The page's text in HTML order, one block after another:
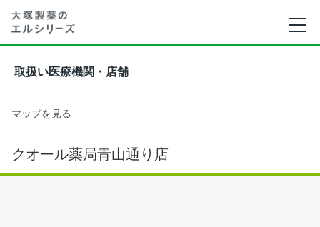
取扱い医療機関・店舗
マップを見る
クオール薬局青山通り店